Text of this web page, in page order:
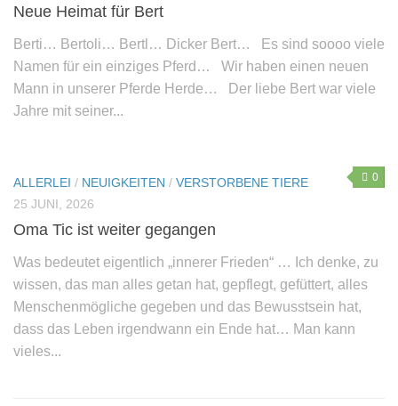
Online einkaufen – und dabei noch helfen: gooding!
Gnadenhof-Maskottchen bestellen
Kontakt/Öffnungszeiten
Monika Pracht
Neue Heimat für Bert
Berti… Bertoli… Bertl… Dicker Bert… Es sind soooo viele
Namen für ein einziges Pferd… Wir haben einen neuen
Mann in unserer Pferde Herde… Der liebe Bert war viele
Jahre mit seiner...
0
ALLERLEI / NEUIGKEITEN / VERSTORBENE TIERE
25 JUNI, 2026
Oma Tic ist weiter gegangen
Was bedeutet eigentlich „innerer Frieden“ … Ich denke, zu
wissen, das man alles getan hat, gepflegt, gefüttert, alles
Menschenmögliche gegeben und das Bewusstsein hat,
dass das Leben irgendwann ein Ende hat… Man kann
vieles...